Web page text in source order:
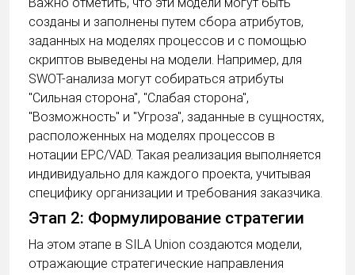
созданы и заполнены путем сбора атрибутов,
заданных на моделях процессов и с помощью
скриптов выведены на модели. Например, для
SWOT-анализа могут собираться атрибуты
"Сильная сторона", "Слабая сторона",
"Возможность" и "Угроза", заданные в сущностях,
расположенных на моделях процессов в
нотации EPC/VAD. Такая реализация выполняется
индивидуально для каждого проекта, учитывая
специфику организации и требования заказчика.
Этап 2: Формулирование стратегии
На этом этапе в SILA Union создаются модели,
отражающие стратегические направления